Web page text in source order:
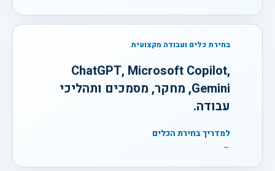
בחירת כלים ועבודה מקצועית
ChatGPT, Microsoft Copilot,
Gemini, מחקר, מסמכים ותהליכי
עבודה.
למדריך בחירת הכלים
←